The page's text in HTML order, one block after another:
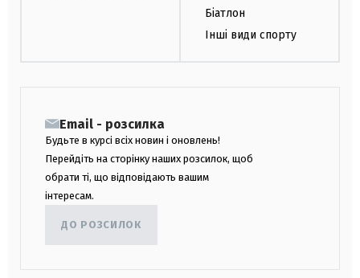
Біатлон
Інші види спорту
Email - розсилка
Будьте в курсі всіх новин і оновлень!
Перейдіть на сторінку наших розсилок, щоб
обрати ті, що відповідають вашим
інтересам.
ДО РОЗСИЛОК